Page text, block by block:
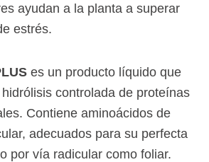
ayudan a la planta a superar
estrés.
es un producto líquido que
controlada de proteínas
Contiene aminoácidos de
adecuados para su perfecta
por vía radicular como foliar.